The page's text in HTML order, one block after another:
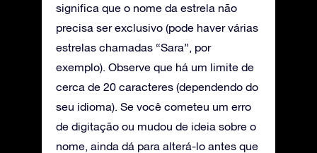
significa que o nome da estrela não
precisa ser exclusivo (pode haver várias
estrelas chamadas “Sara”, por
exemplo). Observe que há um limite de
cerca de 20 caracteres (dependendo do
seu idioma). Se você cometeu um erro
de digitação ou mudou de ideia sobre o
nome, ainda dá para alterá-lo antes que